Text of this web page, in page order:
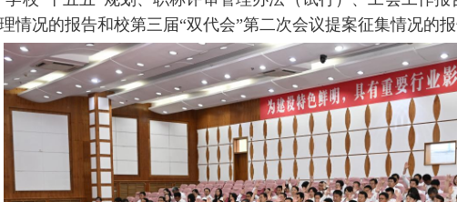
情况的报告和校第三届“双代会”第二次会议提案征集情况的报